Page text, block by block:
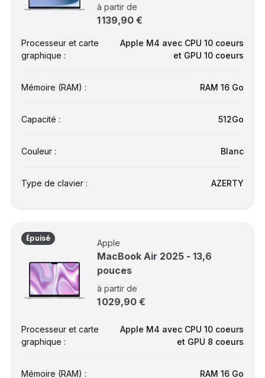
à partir de
1 139,90 €
Processeur et carte
graphique :
Apple M4 avec CPU 10 coeurs
et GPU 10 coeurs
Mémoire (RAM) : RAM 16 Go
Capacité : 512Go
Couleur : Blanc
Type de clavier : AZERTY
Épuisé Apple
MacBook Air 2025 - 13,6
pouces
à partir de
1 029,90 €
Processeur et carte
graphique :
Apple M4 avec CPU 10 coeurs
et GPU 8 coeurs
Mémoire (RAM) : RAM 16 Go